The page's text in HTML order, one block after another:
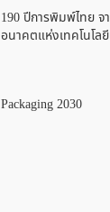
190 ปีการพิมพ์ไทย
อนาคตแห่งเทคโนโล
Packaging 2030